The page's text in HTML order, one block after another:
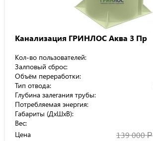
Канализация ГРИНЛОС Аква 3 Пр
Кол-во пользователей:
Залповый сброс:
Объём переработки:
Тип отвода:
Глубина залегания трубы:
Потребляемая энергия:
Габариты (ДхШхВ):
Вес:
Цена
139 000Р